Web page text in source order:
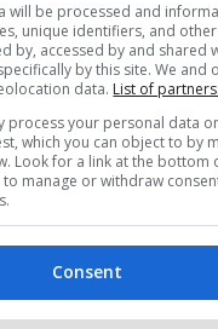
will be processed and
unique identifiers, and
by, accessed by and shared
by this site. We and
data. List of partners.
process your personal data
which you can object to by
Look for a link at the bottom
manage or withdraw
Consent